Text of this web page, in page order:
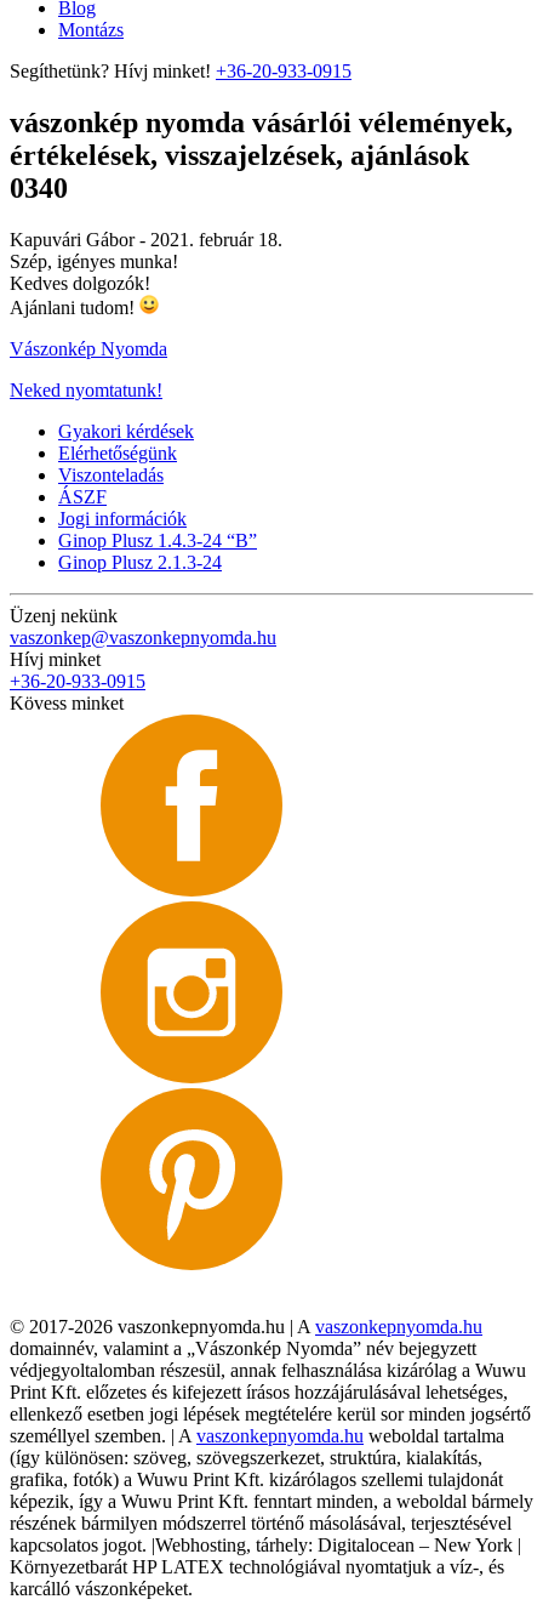
Blog
Montázs
Segíthetünk? Hívj minket! +36-20-933-0915
vászonkép nyomda vásárlói vélemények,
értékelések, visszajelzések, ajánlások
0340
Kapuvári Gábor - 2021. február 18.
Szép, igényes munka!
Kedves dolgozók!
Ajánlani tudom!
Vászonkép Nyomda
Neked nyomtatunk!
Gyakori kérdések
Elérhetőségünk
Viszonteladás
ÁSZF
Jogi információk
Ginop Plusz 1.4.3-24 “B”
Ginop Plusz 2.1.3-24
Üzenj nekünk
vaszonkep@vaszonkepnyomda.hu
Hívj minket
+36-20-933-0915
Kövess minket
© 2017-2026 vaszonkepnyomda.hu | A vaszonkepnyomda.hu
domainnév, valamint a „Vászonkép Nyomda” név bejegyzett
védjegyoltalomban részesül, annak felhasználása kizárólag a Wuwu
Print Kft. előzetes és kifejezett írásos hozzájárulásával lehetséges,
ellenkező esetben jogi lépések megtételére kerül sor minden jogsértő
személlyel szemben. | A vaszonkepnyomda.hu weboldal tartalma
(így különösen: szöveg, szövegszerkezet, struktúra, kialakítás,
grafika, fotók) a Wuwu Print Kft. kizárólagos szellemi tulajdonát
képezik, így a Wuwu Print Kft. fenntart minden, a weboldal bármely
részének bármilyen módszerrel történő másolásával, terjesztésével
kapcsolatos jogot. |Webhosting, tárhely: Digitalocean – New York |
Környezetbarát HP LATEX technológiával nyomtatjuk a víz-, és
karcálló vászonképeket.